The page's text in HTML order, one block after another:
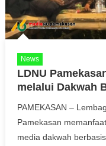
News
LDNU
melalui Dakwah
PAMEKASAN –
Pamekasan
media dakwah